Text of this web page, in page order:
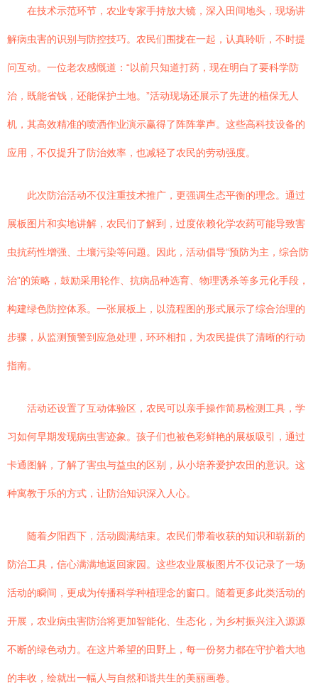
在技术示范环节，农业专家手持放大镜，深入田间地头，现场讲
解病虫害的识别与防控技巧。农民们围拢在一起，认真聆听，不时提
问互动。一位老农感慨道：“以前只知道打药，现在明白了要科学防
治，既能省钱，还能保护土地。”活动现场还展示了先进的植保无人
机，其高效精准的喷洒作业演示赢得了阵阵掌声。这些高科技设备的
应用，不仅提升了防治效率，也减轻了农民的劳动强度。
此次防治活动不仅注重技术推广，更强调生态平衡的理念。通过
展板图片和实地讲解，农民们了解到，过度依赖化学农药可能导致害
虫抗药性增强、土壤污染等问题。因此，活动倡导“预防为主，综合防
治”的策略，鼓励采用轮作、抗病品种选育、物理诱杀等多元化手段，
构建绿色防控体系。一张展板上，以流程图的形式展示了综合治理的
步骤，从监测预警到应急处理，环环相扣，为农民提供了清晰的行动
指南。
活动还设置了互动体验区，农民可以亲手操作简易检测工具，学
习如何早期发现病虫害迹象。孩子们也被色彩鲜艳的展板吸引，通过
卡通图解，了解了害虫与益虫的区别，从小培养爱护农田的意识。这
种寓教于乐的方式，让防治知识深入人心。
随着夕阳西下，活动圆满结束。农民们带着收获的知识和崭新的
防治工具，信心满满地返回家园。这些农业展板图片不仅记录了一场
活动的瞬间，更成为传播科学种植理念的窗口。随着更多此类活动的
开展，农业病虫害防治将更加智能化、生态化，为乡村振兴注入源源
不断的绿色动力。在这片希望的田野上，每一份努力都在守护着大地
的丰收，绘就出一幅人与自然和谐共生的美丽画卷。